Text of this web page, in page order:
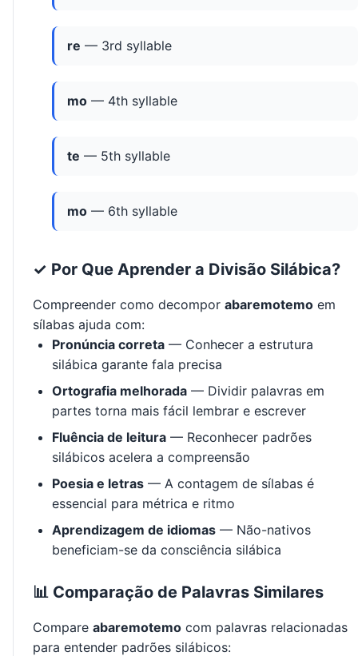
re — 3rd syllable
mo — 4th syllable
te — 5th syllable
mo — 6th syllable
✓ Por Que Aprender a Divisão Silábica?
Compreender como decompor abaremotemo em
sílabas ajuda com:
Pronúncia correta — Conhecer a estrutura
silábica garante fala precisa
Ortografia melhorada — Dividir palavras em
partes torna mais fácil lembrar e escrever
Fluência de leitura — Reconhecer padrões
silábicos acelera a compreensão
Poesia e letras — A contagem de sílabas é
essencial para métrica e ritmo
Aprendizagem de idiomas — Não-nativos
beneficiam-se da consciência silábica
📊 Comparação de Palavras Similares
Compare abaremotemo com palavras relacionadas
para entender padrões silábicos: